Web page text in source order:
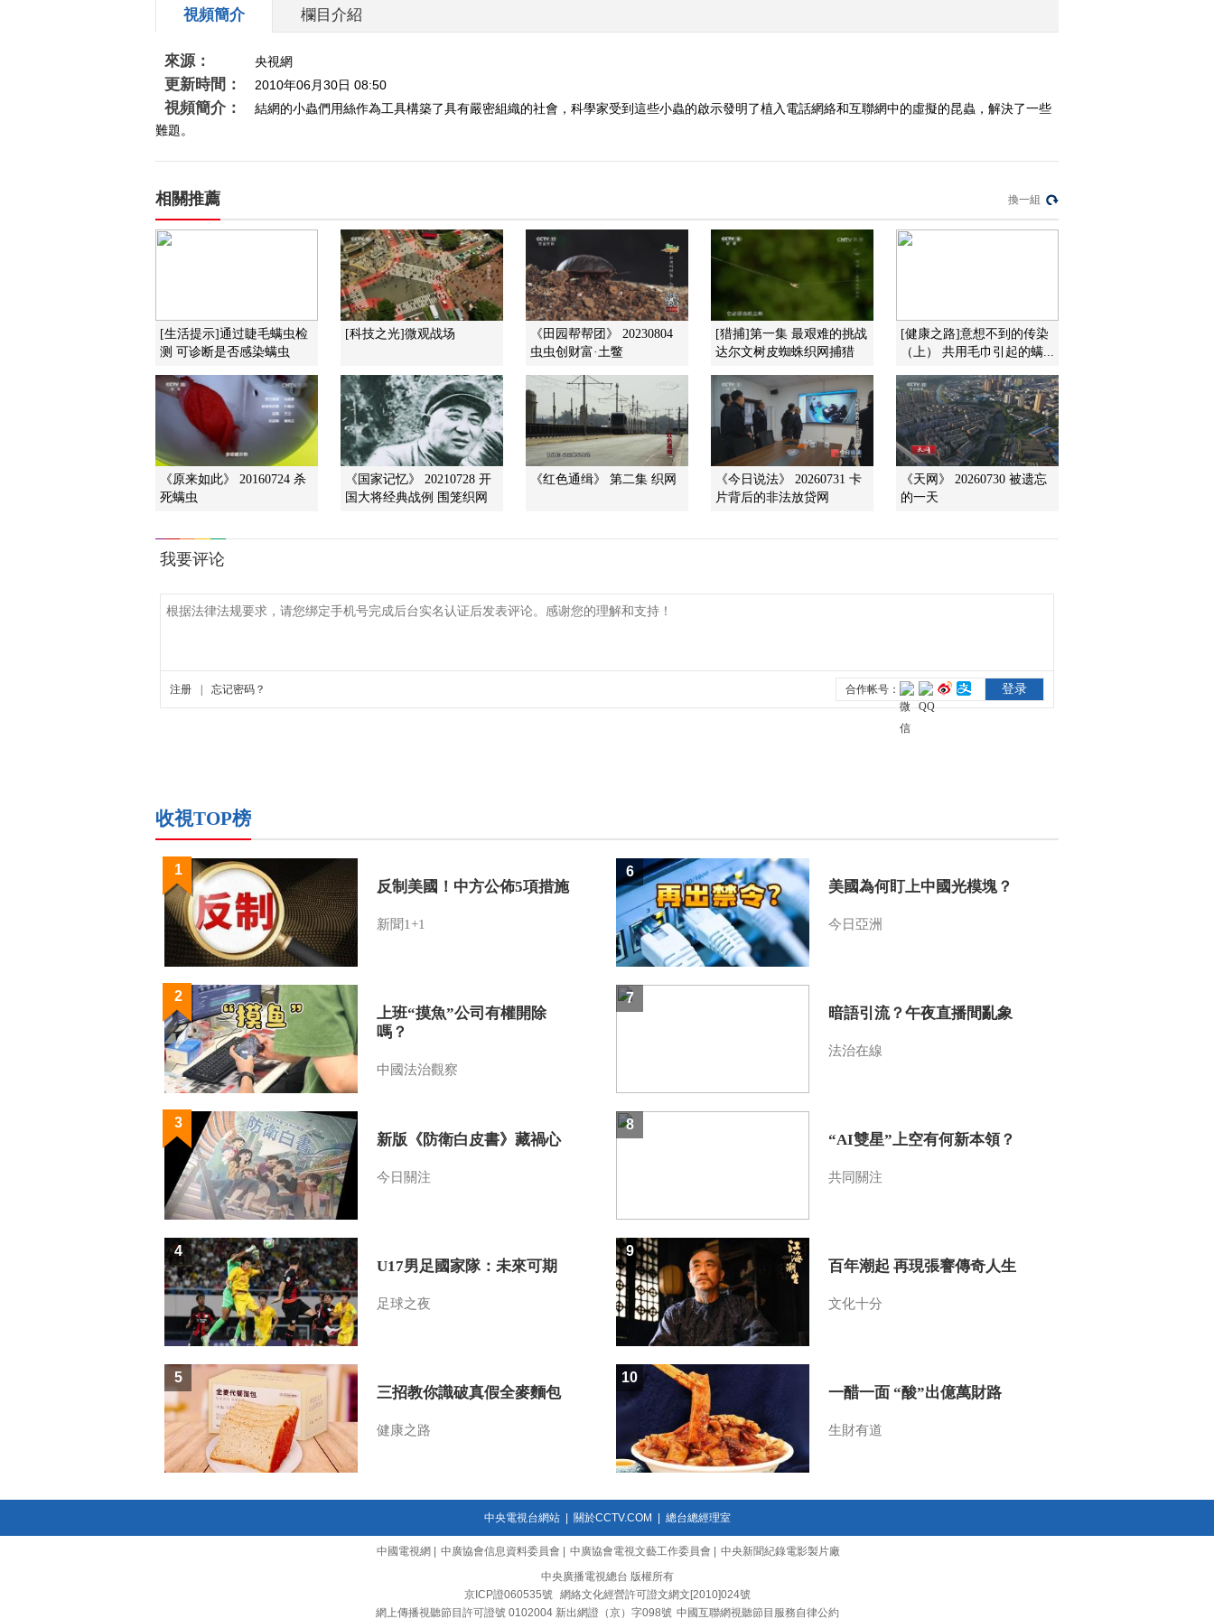
2010-06-23 07:20:58
2010-06-22 09:01:10
鳄口逃生之暗夜惊魂
2010-06-19 08:30:23
鳄口逃生之杀机潜藏
2010-06-18 01:40:50
绿色空间 2010年 第114期
神奇的力量·太阳篇
（下）
2010-06-15 02:50:06
青春与绿色同行（下）
2010-06-10 07:20:52
蛇之王者 上
2010-06-04 02:40:49
視頻簡介 欄目介紹
來源： 央視網
更新時間： 2010年06月30日 08:50
視頻簡介：
結網的小蟲們用絲作為工具構築了具有嚴密組織的社會，科學家受到這些小蟲的啟示發明了植入電話網絡和互聯網中的虛擬的昆蟲，解決了一些
難題。
相關推薦 換一組
[生活提示]通过睫毛螨虫检
测 可诊断是否感染螨虫
[科技之光]微观战场
《田园帮帮团》 20230804
虫虫创财富·土鳖
[猎捕]第一集 最艰难的挑战
达尔文树皮蜘蛛织网捕猎
[健康之路]意想不到的传染
（上） 共用毛巾引起的螨...
《原来如此》 20160724 杀
死螨虫
《国家记忆》 20210728 开
国大将经典战例 围笼织网
《红色通缉》 第二集 织网
《今日说法》 20260731 卡
片背后的非法放贷网
《天网》 20260730 被遗忘
的一天
收視TOP榜
反制美國！中方公佈5項措施
新聞1+1
1
上班“摸魚”公司有權開除
嗎？
中國法治觀察
2
新版《防衛白皮書》藏禍心
今日關注
3
U17男足國家隊：未來可期
足球之夜
4
三招教你識破真假全麥麵包
健康之路
5
美國為何盯上中國光模塊？
今日亞洲
6
暗語引流？午夜直播間亂象
法治在線
7
“AI雙星”上空有何新本領？
共同關注
8
百年潮起 再現張謇傳奇人生
文化十分
9
一醋一面 “酸”出億萬財路
生財有道
10
中央電視台網站| 關於CCTV.COM 總台總經理室
中國電視網 中廣協會信息資料委員會 中廣協會電視文藝工作委員會
中央新聞紀錄電影製片廠
中央廣播電視總台 版權所有
京ICP證060535號
網絡文化經營許可證文網文[2010]024號
網上傳播視聽節目許可證號 0102004 新出網證（京）字098號 中國互聯網視聽節目服務自律公約